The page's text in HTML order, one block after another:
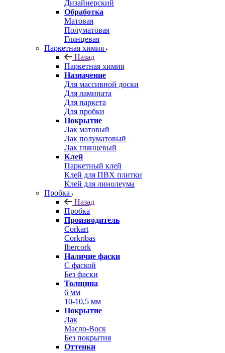
Дизайнерский
Обработка
Матовая
Полуматовая
Глянцевая
Паркетная химия
Назад
Паркетная химия
Назначение
Для массивной доски
Для ламината
Для паркета
Для пробки
Покрытие
Лак матовый
Лак полуматовый
Лак глянцевый
Клей
Паркетный клей
Клей для ПВХ плитки
Клей для линолеума
Пробка
Назад
Пробка
Производитель
Corkart
Corkribas
Ibercork
Наличие фаски
С фаской
Без фаски
Толщина
6 мм
10-10,5 мм
Покрытие
Лак
Масло-Воск
Без покрытия
Оттенки